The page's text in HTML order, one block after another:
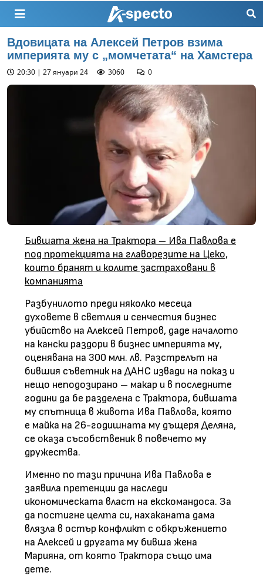
Вдовицата на Алексей Петров взима
империята му с „момчетата“ на Хамстера
20:30 | 27 януари 24 3060 0
Бившата жена на Трактора – Ива Павлова е
под протекцията на главорезите на Цеко,
които бранят и колите застраховани в
компанията
Разбунилото преди няколко месеца
духовете в светлия и сенчестия бизнес
убийство на Алексей Петров, даде началото
на кански раздори в бизнес империята му,
оценявана на 300 млн. лв. Разстрелът на
бившия съветник на ДАНС извади на показ и
нещо неподозирано – макар и в последните
години да бе разделена с Трактора, бившата
му спътница в живота Ива Павлова, която
е майка на 26-годишната му дъщеря Деляна,
се оказа съсобственик в повечето му
дружества.
Именно по тази причина Ива Павлова е
заявила претенции да наследи
икономическата власт на екскомандоса. За
да постигне целта си, нахаканата дама
влязла в остър конфликт с обкръжението
на Алексей и другата му бивша жена
Марияна, от която Трактора също има
дете.